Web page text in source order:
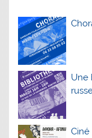
Une